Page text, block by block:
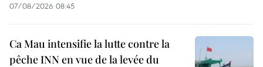
07/08/2026 08:45
Ca Mau intensifie la lutte contre la
pêche INN en vue de la levée du